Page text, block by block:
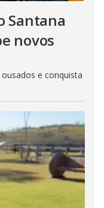
Santana
novos
e conquista